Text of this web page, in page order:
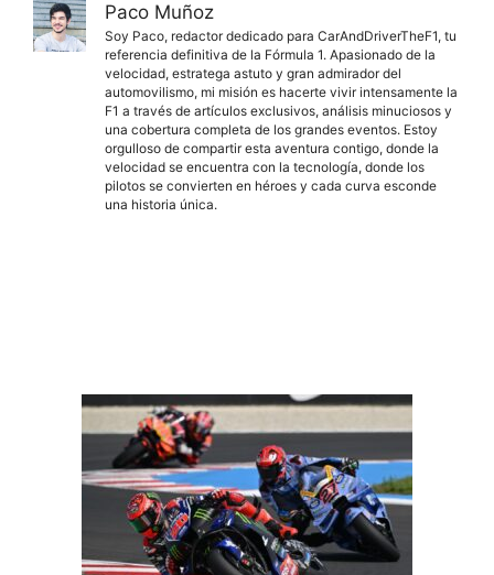
Paco Muñoz
Soy Paco, redactor dedicado para CarAndDriverTheF1, tu
referencia definitiva de la Fórmula 1. Apasionado de la
velocidad, estratega astuto y gran admirador del
automovilismo, mi misión es hacerte vivir intensamente la
F1 a través de artículos exclusivos, análisis minuciosos y
una cobertura completa de los grandes eventos. Estoy
orgulloso de compartir esta aventura contigo, donde la
velocidad se encuentra con la tecnología, donde los
pilotos se convierten en héroes y cada curva esconde
una historia única.